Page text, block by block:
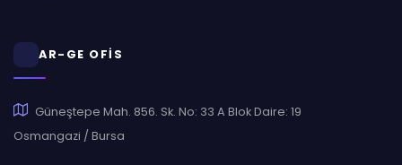
AR-GE OFİS
Güneştepe Mah. 856. Sk. No: 33 A Blok Daire: 19
Osmangazi / Bursa